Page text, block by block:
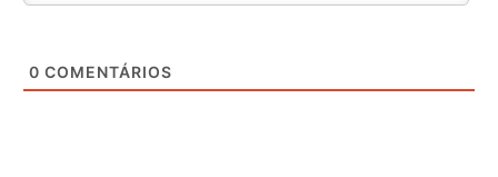
0 COMENTÁRIOS